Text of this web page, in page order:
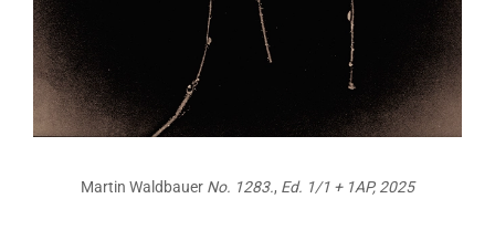
Martin Waldbauer No. 1283., Ed. 1/1 + 1AP, 2025